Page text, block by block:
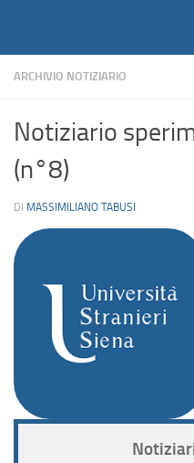
ARCHIVIO NOTIZIARIO
Notiziario
(n°8)
DI MASSIMILIANO TABUSI